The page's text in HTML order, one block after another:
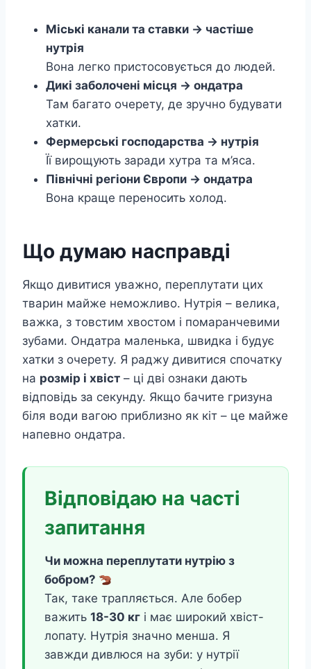
Міські канали та ставки → частіше
нутрія
Вона легко пристосовується до людей.
Дикі заболочені місця → ондатра
Там багато очерету, де зручно будувати
хатки.
Фермерські господарства → нутрія
Її вирощують заради хутра та м’яса.
Північні регіони Європи → ондатра
Вона краще переносить холод.
Що думаю насправді
Якщо дивитися уважно, переплутати цих
тварин майже неможливо. Нутрія – велика,
важка, з товстим хвостом і помаранчевими
зубами. Ондатра маленька, швидка і будує
хатки з очерету. Я раджу дивитися спочатку
на розмір і хвіст – ці дві ознаки дають
відповідь за секунду. Якщо бачите гризуна
біля води вагою приблизно як кіт – це майже
напевно ондатра.
Відповідаю на часті
запитання
Чи можна переплутати нутрію з
бобром?
Так, таке трапляється. Але бобер
важить 18-30 кг і має широкий хвіст-
лопату. Нутрія значно менша. Я
завжди дивлюся на зуби: у нутрії